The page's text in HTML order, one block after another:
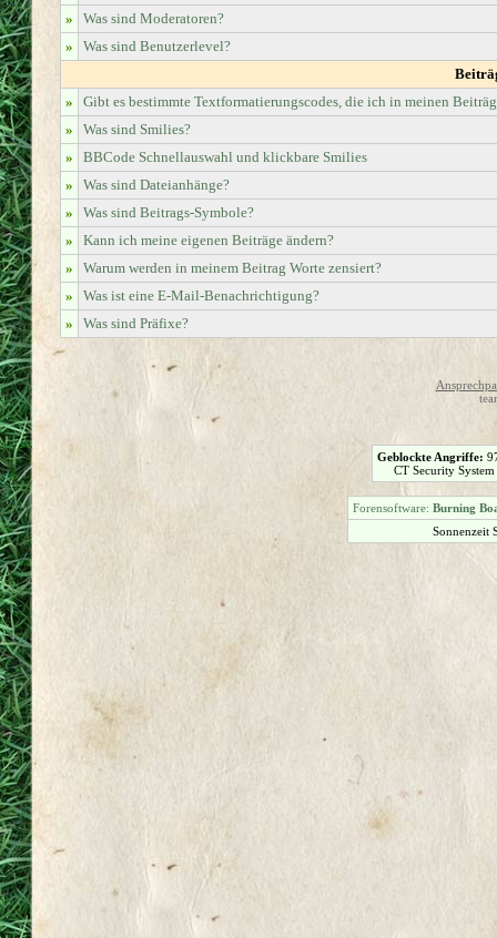
»
Was sind Moderatoren?
»
Was sind Benutzerlevel?
»
Gibt es bestimmte Textformatierungscodes, die ich in meinen
»
Was sind Smilies?
»
BBCode Schnellauswahl und klickbare Smilies
»
Was sind Dateianhänge?
»
Was sind Beitrags-Symbole?
»
Kann ich meine eigenen Beiträge ändern?
»
Warum werden in meinem Beitrag Worte zensiert?
»
Was ist eine E-Mail-Benachrichtigung?
»
Was sind Präfixe?
Geblockte Angriffe:
CT Security
Forensoftware: Burning
Sonnenzeit